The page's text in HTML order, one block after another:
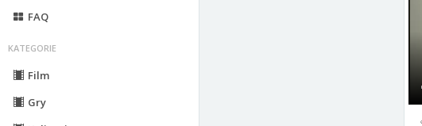
FAQ
KATEGORIE
Film
Gry